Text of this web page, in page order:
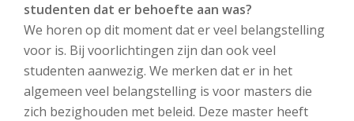
studenten dat er behoefte aan was?
We horen op dit moment dat er veel belangstelling
voor is. Bij voorlichtingen zijn dan ook veel
studenten aanwezig. We merken dat er in het
algemeen veel belangstelling is voor masters die
zich bezighouden met beleid. Deze master heeft